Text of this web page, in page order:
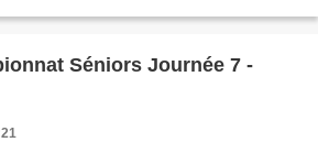
Séniors Journée 7 -